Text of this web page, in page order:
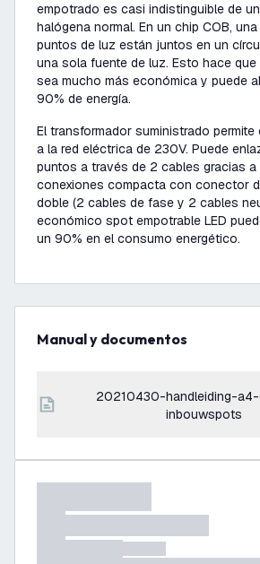
empotrado es casi indistinguible de
halógena normal. En un chip COB,
puntos de luz están juntos en un
una sola fuente de luz. Esto hace que
sea mucho más económica y puede
90% de energía.
El transformador suministrado
a la red eléctrica de 230V. Puede
puntos a través de 2 cables gracias a
conexiones compacta con conector
doble (2 cables de fase y 2 cables
económico spot empotrable LED
un 90% en el consumo energético.
Manual y documentos
20210430-handleiding-a4-ondiepe-
inbouwspots